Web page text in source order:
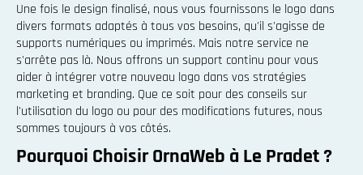
Une fois le design finalisé, nous vous fournissons le logo dans
divers formats adaptés à tous vos besoins, qu'il s'agisse de
supports numériques ou imprimés. Mais notre service ne
s'arrête pas là. Nous offrons un support continu pour vous
aider à intégrer votre nouveau logo dans vos stratégies
marketing et branding. Que ce soit pour des conseils sur
l'utilisation du logo ou pour des modifications futures, nous
sommes toujours à vos côtés.
Pourquoi Choisir OrnaWeb à Le Pradet ?